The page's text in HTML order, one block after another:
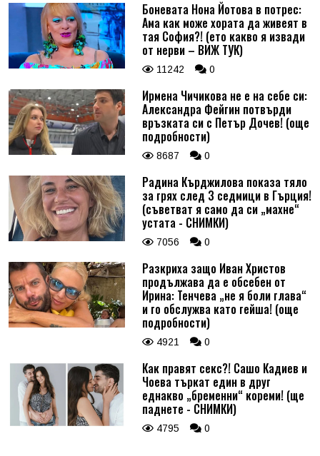
Боневата Нона Йотова в потрес:
Ама как може хората да живеят в
тая София?! (ето какво я извади
от нерви – ВИЖ ТУК)
11242 0
Ирмена Чичикова не е на себе си:
Александра Фейгин потвърди
връзката си с Петър Дочев! (още
подробности)
8687 0
Радина Кърджилова показа тяло
за грях след 3 седмици в Гърция!
(съветват я само да си „махне“
устата - СНИМКИ)
7056 0
Разкриха защо Иван Христов
продължава да е обсебен от
Ирина: Тенчева „не я боли глава“
и го обслужва като гейша! (още
подробности)
4921 0
Как правят секс?! Сашо Кадиев и
Чоева търкат един в друг
еднакво „бременни“ кореми! (ще
паднете - СНИМКИ)
4795 0